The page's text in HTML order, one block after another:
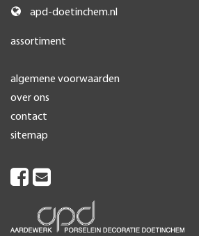
apd-doetinchem.nl
assortiment
algemene voorwaarden
over ons
contact
sitemap